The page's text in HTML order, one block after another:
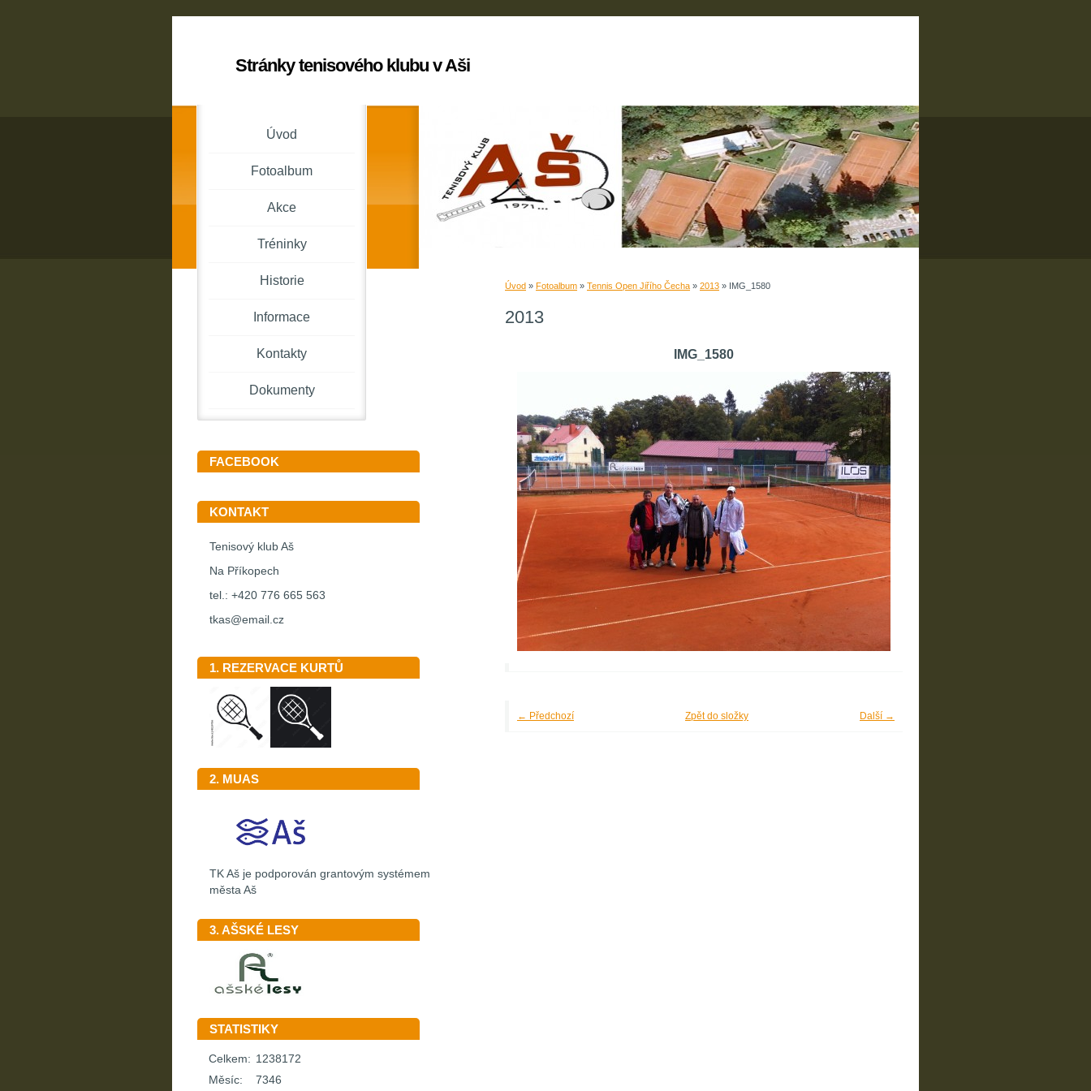
Stránky tenisového klubu v Aši
Úvod » Fotoalbum » Tennis Open Jiřího Čecha » 2013 » IMG_1580
2013
IMG_1580
← Předchozí Další →
Zpět do složky
Úvod
Fotoalbum
Akce
Tréninky
Historie
Informace
Kontakty
Dokumenty
FACEBOOK
KONTAKT
Tenisový klub Aš
Na Příkopech
tel.: +420 776 665 563
tkas@email.cz
1. REZERVACE KURTŮ
2. MUAS
TK Aš je podporován grantovým systémem
města Aš
3. AŠSKÉ LESY
STATISTIKY
Celkem: 1238172
Měsíc:
7346